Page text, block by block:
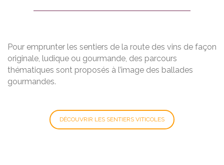
Pour emprunter les sentiers de la route des vins de façon
originale, ludique ou gourmande, des parcours
thématiques sont proposés à l’image des ballades
gourmandes.
DÉCOUVRIR LES SENTIERS VITICOLES